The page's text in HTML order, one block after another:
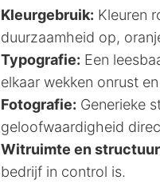
Kleurgebruik: Kleuren
duurzaamheid op,
Typografie: Een
elkaar wekken onrust
Fotografie: Generieke
geloofwaardigheid
Witruimte en
bedrijf in control is.